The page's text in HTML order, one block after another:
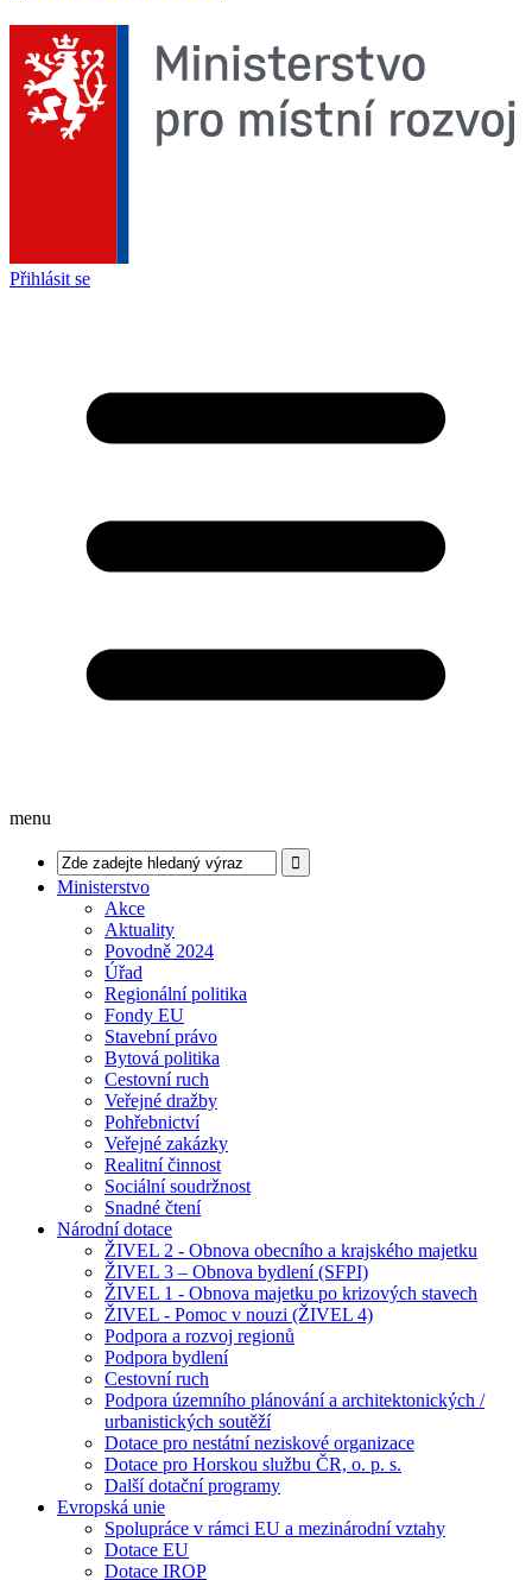
Přihlásit se
menu
Ministerstvo
Akce
Aktuality
Povodně 2024
Úřad
Regionální politika
Fondy EU
Stavební právo
Bytová politika
Cestovní ruch
Veřejné dražby
Pohřebnictví
Veřejné zakázky
Realitní činnost
Sociální soudržnost
Snadné čtení
Národní dotace
ŽIVEL 2 - Obnova obecního a krajského majetku
ŽIVEL 3 – Obnova bydlení (SFPI)
ŽIVEL 1 - Obnova majetku po krizových stavech
ŽIVEL - Pomoc v nouzi (ŽIVEL 4)
Podpora a rozvoj regionů
Podpora bydlení
Cestovní ruch
Podpora územního plánování a architektonických /
urbanistických soutěží
Dotace pro nestátní neziskové organizace
Dotace pro Horskou službu ČR, o. p. s.
Další dotační programy
Evropská unie
Spolupráce v rámci EU a mezinárodní vztahy
Dotace EU
Dotace IROP